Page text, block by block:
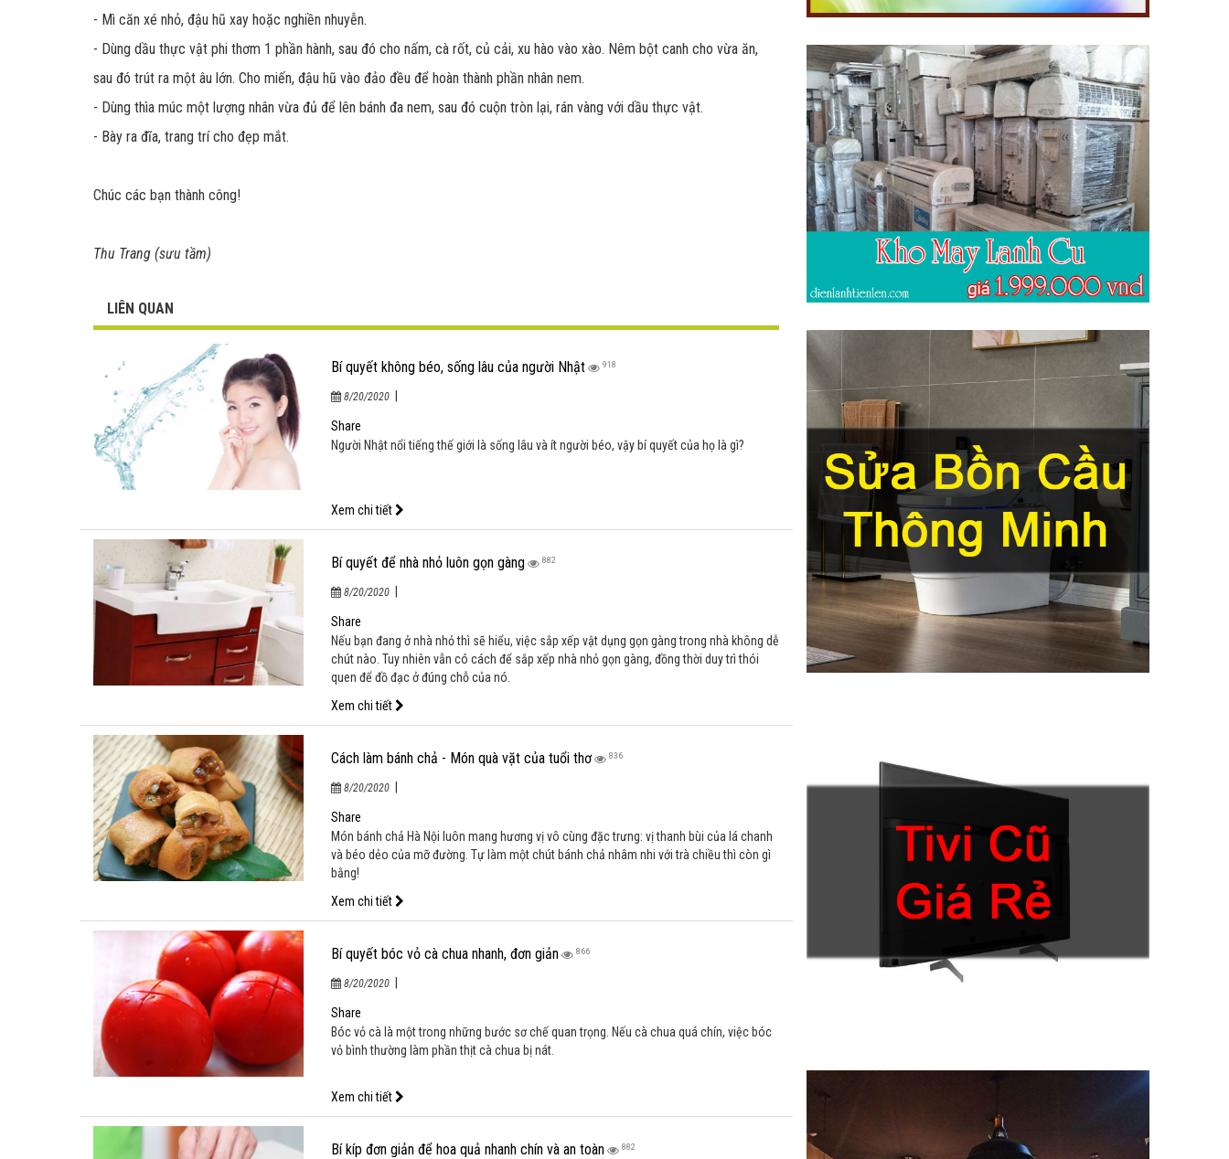
- Mì căn xé nhỏ, đậu hũ xay hoặc nghiền nhuyễn.
- Dùng dầu thực vật phi thơm 1 phần hành, sau đó cho nấm, cà rốt, củ cải, xu hào vào xào. Nêm bột canh cho vừa ăn,
sau đó trút ra một âu lớn. Cho miến, đậu hũ vào đảo đều để hoàn thành phần nhân nem.
- Dùng thìa múc một lượng nhân vừa đủ để lên bánh đa nem, sau đó cuộn tròn lại, rán vàng với dầu thực vật.
- Bày ra đĩa, trang trí cho đẹp mắt.
Chúc các bạn thành công!
Thu Trang (sưu tầm)
LIÊN QUAN
Bí quyết không béo, sống lâu của người Nhật 918
8/20/2020|
Share
Người Nhật nổi tiếng thế giới là sống lâu và ít người béo, vậy bí quyết của họ là gì?
Xem chi tiết
Bí quyết để nhà nhỏ luôn gọn gàng 882
8/20/2020|
Share
Nếu bạn đang ở nhà nhỏ thì sẽ hiểu, việc sắp xếp vật dụng gọn gàng trong nhà không dễ
chút nào. Tuy nhiên vẫn có cách để sắp xếp nhà nhỏ gọn gàng, đồng thời duy trì thói
quen để đồ đạc ở đúng chỗ của nó.
Xem chi tiết
Cách làm bánh chả - Món quà vặt của tuổi thơ 836
8/20/2020|
Share
Món bánh chả Hà Nội luôn mang hương vị vô cùng đặc trưng: vị thanh bùi của lá chanh
và béo dẻo của mỡ đường. Tự làm một chút bánh chả nhâm nhi với trà chiều thì còn gì
bằng!
Xem chi tiết
Bí quyết bóc vỏ cà chua nhanh, đơn giản 866
8/20/2020|
Share
Bóc vỏ cà là một trong những bước sơ chế quan trọng. Nếu cà chua quá chín, việc bóc
vỏ bình thường làm phần thịt cà chua bị nát.
Xem chi tiết
Bí kíp đơn giản để hoa quả nhanh chín và an toàn 882